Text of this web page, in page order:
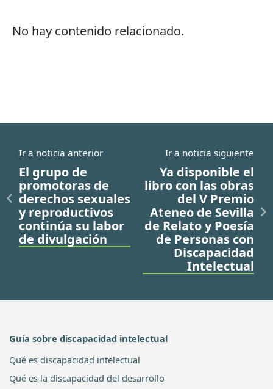
No hay contenido relacionado.
Ir a noticia anterior
El grupo de
promotoras de
derechos sexuales
y reproductivos
continúa su labor
de divulgación
Ir a noticia siguiente
Ya disponible el
libro con las obras
del V Premio
Ateneo de Sevilla
de Relato y Poesía
de Personas con
Discapacidad
Intelectual
Guía sobre discapacidad intelectual
Qué es discapacidad intelectual
Qué es la discapacidad del desarrollo